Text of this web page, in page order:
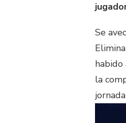
Se
habido
la